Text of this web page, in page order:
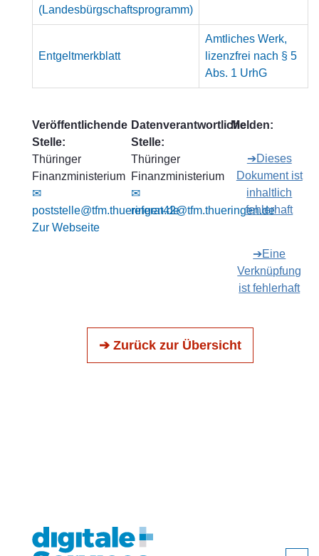
(Landesbürgschaftsprogramm)
Entgeltmerkblatt
Amtliches Werk,
lizenzfrei nach § 5
Abs. 1 UrhG
Veröffentlichende
Stelle:
Thüringer
Finanzministerium
✉
poststelle@tfm.thueringen.de
Zur Webseite
Datenverantwortliche
Stelle:
Thüringer
Finanzministerium
✉
referat42@tfm.thueringen.de
Melden:
➔Dieses
Dokument ist
inhaltlich
fehlerhaft
➔Eine
Verknüpfung
ist fehlerhaft
➔ Zurück zur Übersicht